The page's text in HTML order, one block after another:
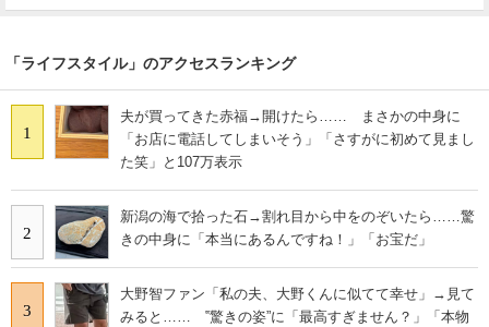
「ライフスタイル」のアクセスランキング
1
夫が買ってきた赤福→開けたら…… まさかの中身に
「お店に電話してしまいそう」「さすがに初めて見まし
た笑」と107万表示
2
新潟の海で拾った石→割れ目から中をのぞいたら……驚
きの中身に「本当にあるんですね！」「お宝だ」
3
大野智ファン「私の夫、大野くんに似てて幸せ」→見て
みると…… ‟驚きの姿”に「最高すぎません？」「本物